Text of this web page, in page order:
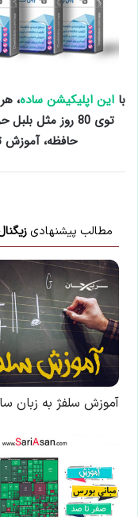
بااین اپلیکیشن ساده
توی 80 روز مثل
حافظه،